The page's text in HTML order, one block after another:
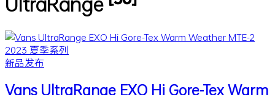
新品发布
Vans UltraRange EXO Hi Gore-Tex Warm